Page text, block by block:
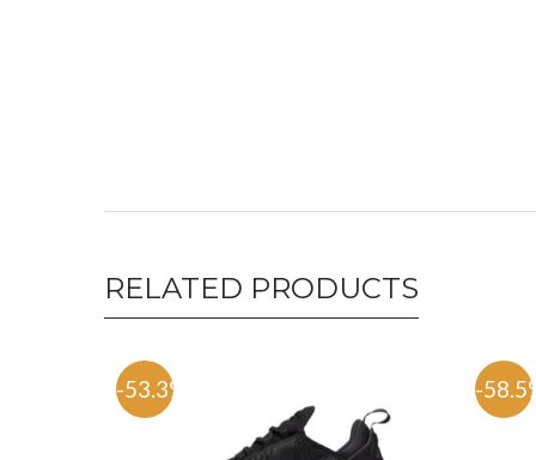
RELATED PRODUCTS
-53.3% -58.5%